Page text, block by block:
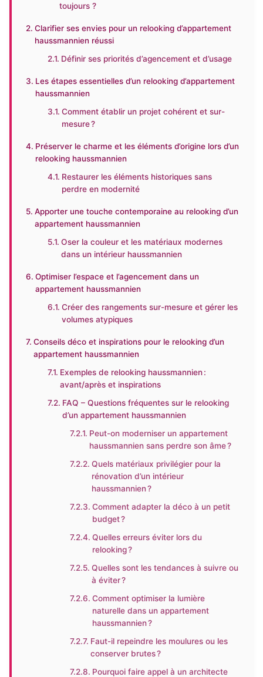
toujours ?
Clarifier ses envies pour un relooking d’appartement
haussmannien réussi
Définir ses priorités d’agencement et d’usage
Les étapes essentielles d’un relooking d’appartement
haussmannien
Comment établir un projet cohérent et sur-
mesure ?
Préserver le charme et les éléments d’origine lors d’un
relooking haussmannien
Restaurer les éléments historiques sans
perdre en modernité
Apporter une touche contemporaine au relooking d’un
appartement haussmannien
Oser la couleur et les matériaux modernes
dans un intérieur haussmannien
Optimiser l’espace et l’agencement dans un
appartement haussmannien
Créer des rangements sur-mesure et gérer les
volumes atypiques
Conseils déco et inspirations pour le relooking d’un
appartement haussmannien
Exemples de relooking haussmannien :
avant/après et inspirations
FAQ – Questions fréquentes sur le relooking
d’un appartement haussmannien
Peut-on moderniser un appartement
haussmannien sans perdre son âme ?
Quels matériaux privilégier pour la
rénovation d’un intérieur
haussmannien ?
Comment adapter la déco à un petit
budget ?
Quelles erreurs éviter lors du
relooking ?
Quelles sont les tendances à suivre ou
à éviter ?
Comment optimiser la lumière
naturelle dans un appartement
haussmannien ?
Faut-il repeindre les moulures ou les
conserver brutes ?
Pourquoi faire appel à un architecte